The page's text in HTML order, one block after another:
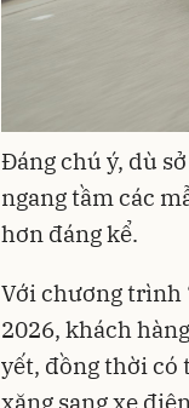
Đáng chú ý, dù
ngang tầm các
hơn đáng kể.
Với chương trình
2026, khách
yết, đồng thời có